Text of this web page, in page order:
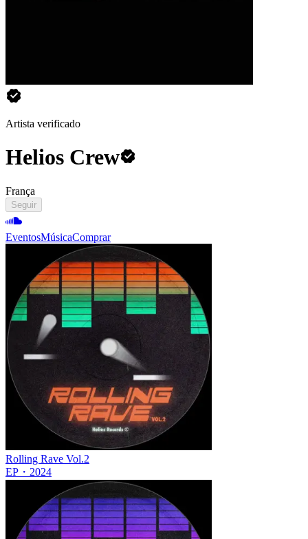
Artista verificado
Helios Crew
França
Seguir
EventosMúsicaComprar
Rolling Rave Vol.2
EP ・ 2024